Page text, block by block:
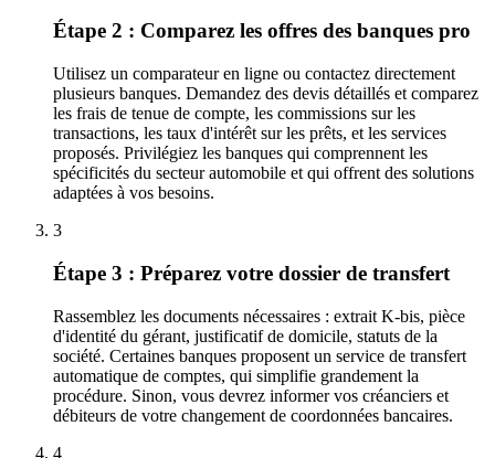
Étape 2 : Comparez les offres des banques pro
Utilisez un comparateur en ligne ou contactez directement
plusieurs banques. Demandez des devis détaillés et comparez
les frais de tenue de compte, les commissions sur les
transactions, les taux d'intérêt sur les prêts, et les services
proposés. Privilégiez les banques qui comprennent les
spécificités du secteur automobile et qui offrent des solutions
adaptées à vos besoins.
3
Étape 3 : Préparez votre dossier de transfert
Rassemblez les documents nécessaires : extrait K-bis, pièce
d'identité du gérant, justificatif de domicile, statuts de la
société. Certaines banques proposent un service de transfert
automatique de comptes, qui simplifie grandement la
procédure. Sinon, vous devrez informer vos créanciers et
débiteurs de votre changement de coordonnées bancaires.
4